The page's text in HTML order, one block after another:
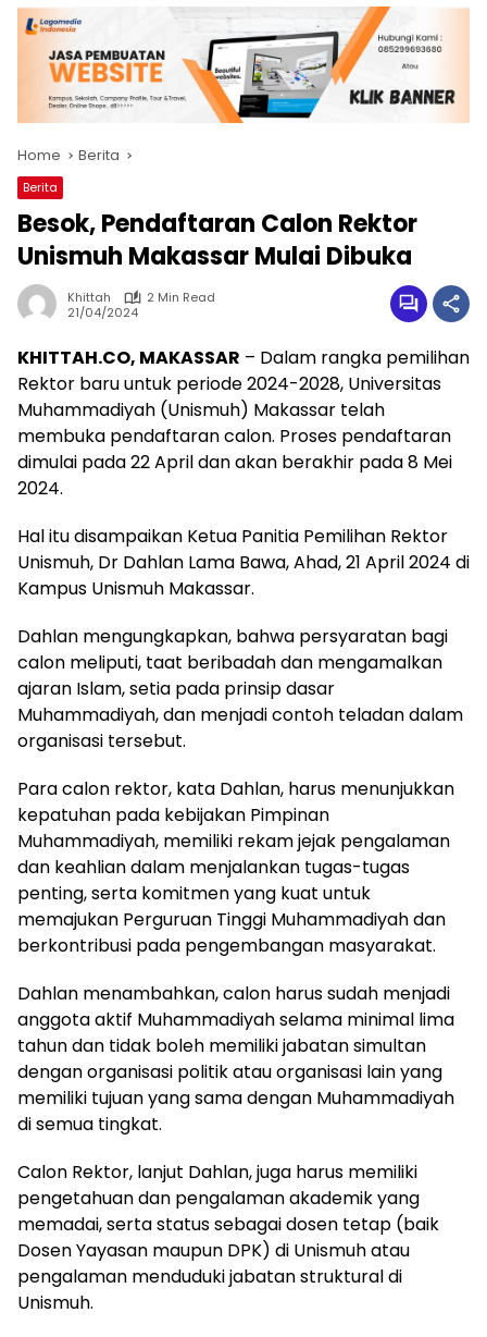
Home Berita
Berita
Besok, Pendaftaran Calon Rektor
Unismuh Makassar Mulai Dibuka
Khittah
2 Min Read
21/04/2024
KHITTAH.CO, MAKASSAR – Dalam rangka pemilihan
Rektor baru untuk periode 2024-2028, Universitas
Muhammadiyah (Unismuh) Makassar telah
membuka pendaftaran calon. Proses pendaftaran
dimulai pada 22 April dan akan berakhir pada 8 Mei
2024.
Hal itu disampaikan Ketua Panitia Pemilihan Rektor
Unismuh, Dr Dahlan Lama Bawa, Ahad, 21 April 2024 di
Kampus Unismuh Makassar.
Dahlan mengungkapkan, bahwa persyaratan bagi
calon meliputi, taat beribadah dan mengamalkan
ajaran Islam, setia pada prinsip dasar
Muhammadiyah, dan menjadi contoh teladan dalam
organisasi tersebut.
Para calon rektor, kata Dahlan, harus menunjukkan
kepatuhan pada kebijakan Pimpinan
Muhammadiyah, memiliki rekam jejak pengalaman
dan keahlian dalam menjalankan tugas-tugas
penting, serta komitmen yang kuat untuk
memajukan Perguruan Tinggi Muhammadiyah dan
berkontribusi pada pengembangan masyarakat.
Dahlan menambahkan, calon harus sudah menjadi
anggota aktif Muhammadiyah selama minimal lima
tahun dan tidak boleh memiliki jabatan simultan
dengan organisasi politik atau organisasi lain yang
memiliki tujuan yang sama dengan Muhammadiyah
di semua tingkat.
Calon Rektor, lanjut Dahlan, juga harus memiliki
pengetahuan dan pengalaman akademik yang
memadai, serta status sebagai dosen tetap (baik
Dosen Yayasan maupun DPK) di Unismuh atau
pengalaman menduduki jabatan struktural di
Unismuh.